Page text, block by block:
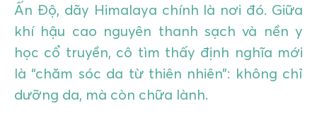
Ấn Độ, dãy Himalaya chính là nơi đó. Giữa
khí hậu cao nguyên thanh sạch và nền y
học cổ truyền, cô tìm thấy định nghĩa mới
là “chăm sóc da từ thiên nhiên”: không chỉ
dưỡng da, mà còn chữa lành.